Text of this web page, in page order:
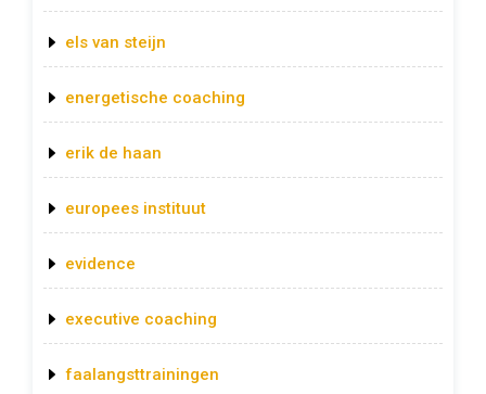
els van steijn
energetische coaching
erik de haan
europees instituut
evidence
executive coaching
faalangsttrainingen